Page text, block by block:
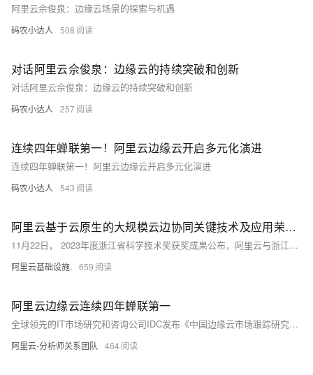
阿里云佘俊泉：边缘云场景的探索与机遇
码农小达人 508
对话阿里云佘俊泉：边缘云的持续突破和创新
对话阿里云佘俊泉：边缘云的持续突破和创新
码农小达人 257
连续四年蝉联第一！阿里云边缘云开启多元化演进
连续四年蝉联第一！阿里云边缘云开启多元化演进
码农小达人 543
阿里云基于云原生的大规模云边协同关键技术及应用荣获浙江省科学技术进步一等奖
11月22日， 2023年度浙江省科学技术奖获奖成果公布，阿里云与浙江大学、支付宝、谐云科技联合完成的基于云原生的大规模云边协同关键技术及应用获得浙江省科学技术进步一等奖。
阿里云基础设施. 659
阿里云边缘云连续四年蝉联第一
全球领先的IT市场研究和咨询公司IDC发布《中国边缘云市场跟踪研究，2023H2》报告，中国边缘公有云服务市场阿里云连续四年蝉联第一。
阿里云-分析师关系团队 464